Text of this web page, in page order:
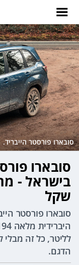
סובארו פורסטר הייבריד.
שקל
לליטר, כל זה
הדגם.